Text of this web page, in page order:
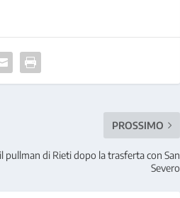
PROSSIMO
pullman di Rieti dopo la trasferta con San
Severo